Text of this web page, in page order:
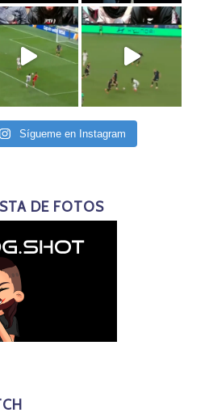
Sígueme en Instagram
DE FOTOS